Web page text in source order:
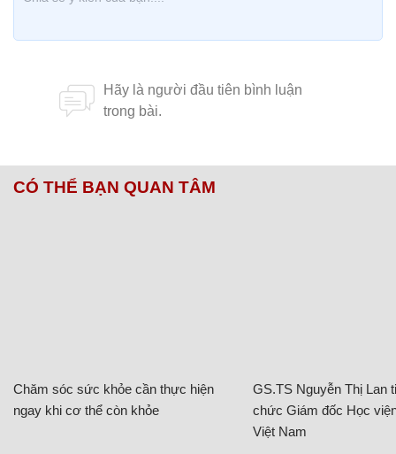
CÓ THỂ BẠN QUAN TÂM
Chăm sóc sức khỏe cần thực hiện
ngay khi cơ thể còn khỏe
GS.TS Nguyễn Thị Lan
chức Giám đốc Học
Việt Nam